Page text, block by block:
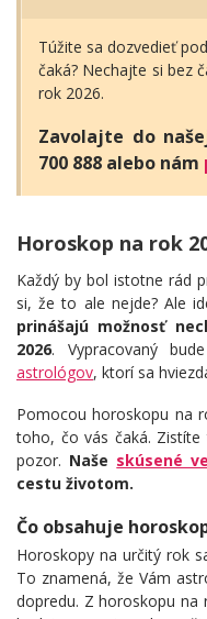
Túžite sa dozvedieť
čaká? Nechajte si bez
rok 2026.
Zavolajte do
700 888 alebo nám
Horoskop na rok
Každý by bol istotne rád
si, že to ale nejde? Ale
prinášajú možnosť
2026. Vypracovaný
astrológov, ktorí sa
Pomocou horoskopu na
toho, čo vás čaká.
pozor. Naše skúsené
cestu životom.
Čo obsahuje
Horoskopy na určitý rok
To znamená, že Vám
dopredu. Z horoskopu